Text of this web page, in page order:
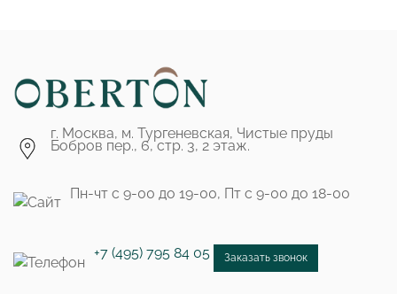
г. Москва, м. Тургеневская, Чистые пруды
Бобров пер., 6, стр. 3, 2 этаж.
Пн-чт с 9-00 до 19-00, Пт с 9-00 до 18-00
+7 (495) 795 84 05 Заказать звонок